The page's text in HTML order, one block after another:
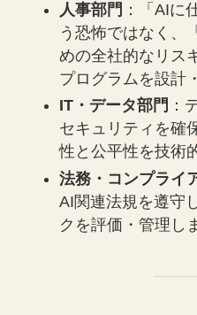
人事部門 ：「AIに
う恐怖ではなく、
めの全社的なリス
プログラムを設計
IT・データ部門 ：
セキュリティを確
性と公平性を技術
法務・コンプライ
AI関連法規を遵守
クを評価・管理し